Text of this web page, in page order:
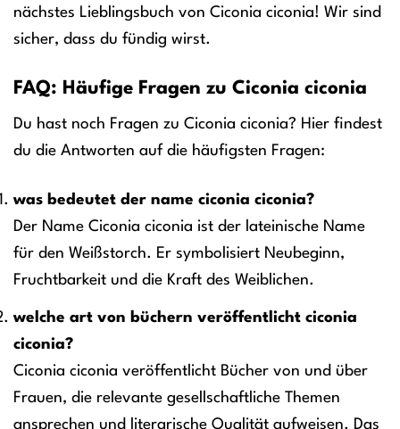
nächstes Lieblingsbuch von Ciconia ciconia! Wir sind
sicher, dass du fündig wirst.
FAQ: Häufige Fragen zu Ciconia ciconia
Du hast noch Fragen zu Ciconia ciconia? Hier findest
du die Antworten auf die häufigsten Fragen:
was bedeutet der name ciconia ciconia?
Der Name Ciconia ciconia ist der lateinische Name
für den Weißstorch. Er symbolisiert Neubeginn,
Fruchtbarkeit und die Kraft des Weiblichen.
welche art von büchern veröffentlicht ciconia
ciconia?
Ciconia ciconia veröffentlicht Bücher von und über
Frauen, die relevante gesellschaftliche Themen
ansprechen und literarische Qualität aufweisen. Das